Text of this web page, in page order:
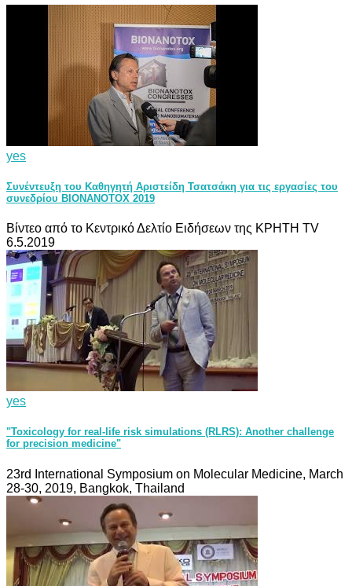
yes
Συνέντευξη του Καθηγητή Αριστείδη Τσατσάκη για τις εργασίες του
συνεδρίου BIONANOTOX 2019
Βίντεο από το Κεντρικό Δελτίο Ειδήσεων της ΚΡΗΤΗ TV
6.5.2019
yes
"Toxicology for real-life risk simulations (RLRS): Another challenge
for precision medicine"
23rd International Symposium on Molecular Medicine, March
28-30, 2019, Bangkok, Thailand